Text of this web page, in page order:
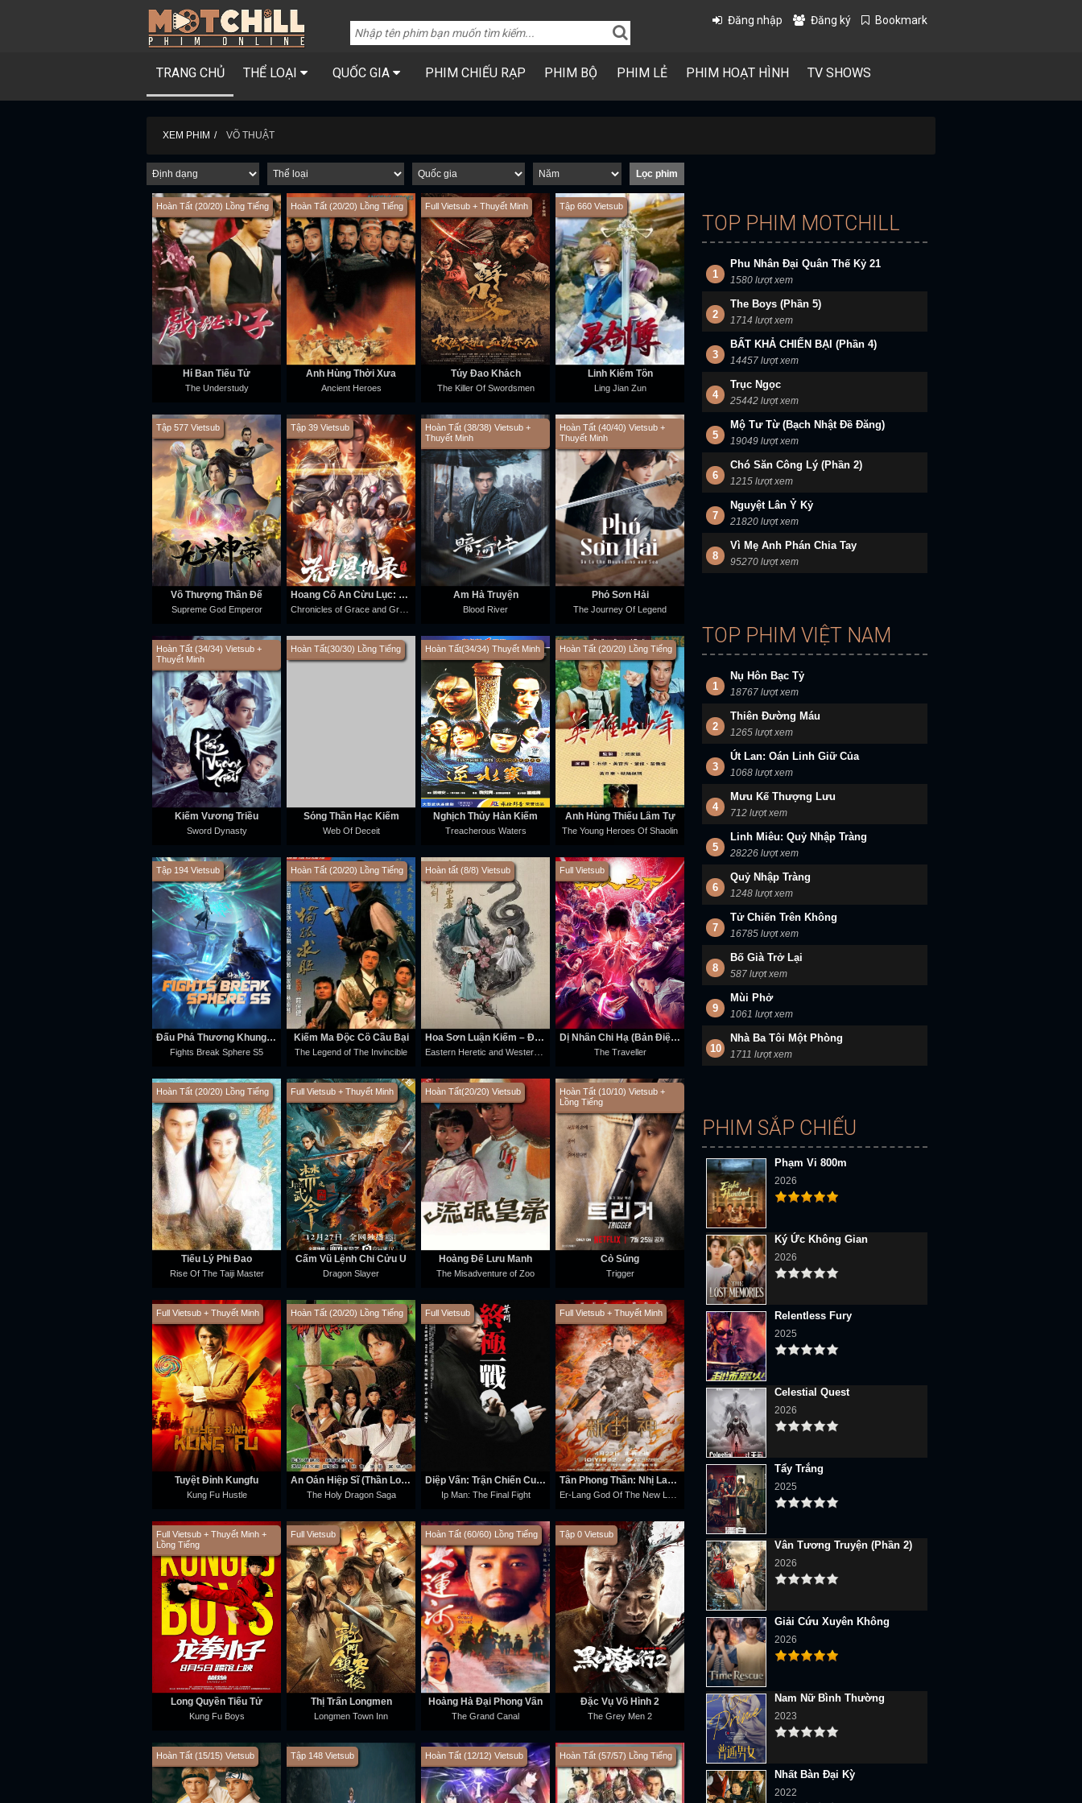
Đăng nhập Đăng ký Bookmark
TRANG CHỦ THỂ LOẠI QUỐC GIA PHIM CHIẾU RẠP PHIM BỘ PHIM LẺ PHIM HOẠT HÌNH TV SHOWS
XEM PHIM VÕ THUẬT
Hoàn Tất (20/20) Lồng Tiếng
Hí Ban Tiểu Tử
The Understudy
Hoàn Tất (20/20) Lồng Tiếng
Anh Hùng Thời Xưa
Ancient Heroes
Full Vietsub + Thuyết Minh
Túy Đao Khách
The Killer Of Swordsmen
Tập 660 Vietsub
Linh Kiếm Tôn
Ling Jian Zun
Tập 577 Vietsub
Vô Thượng Thần Đế
Supreme God Emperor
Tập 39 Vietsub
Hoang Cổ Ân Cừu Lục: Phá Phong
Chronicles of Grace and Grudges in the Primordial Age / Enmity in the Primordial Wasteland: The Wind-Breaking Chapter
Hoàn Tất (38/38) Vietsub +
Thuyết Minh
Ám Hà Truyện
Blood River
Hoàn Tất (40/40) Vietsub +
Thuyết Minh
Phó Sơn Hải
The Journey Of Legend
Hoàn Tất (34/34) Vietsub +
Thuyết Minh
Kiếm Vương Triều
Sword Dynasty
Hoàn Tất(30/30) Lồng Tiếng
Sóng Thần Hạc Kiếm
Web Of Deceit
Hoàn Tất(34/34) Thuyết Minh
Nghịch Thủy Hàn Kiếm‎
Treacherous Waters
Hoàn Tất (20/20) Lồng Tiếng
Anh Hùng Thiếu Lâm Tự
The Young Heroes Of Shaolin
Tập 194 Vietsub
Đấu Phá Thương Khung Ngoại Truyện
Fights Break Sphere S5
Hoàn Tất (20/20) Lồng Tiếng
Kiếm Ma Độc Cô Cầu Bại
The Legend of The Invincible
Hoàn tất (8/8) Vietsub
Hoa Sơn Luận Kiếm – Đông Tà Tây Độc
Eastern Heretic and Western Venom
Full Vietsub
Dị Nhân Chi Hạ (Bản Điện Ảnh)
The Traveller
Hoàn Tất (20/20) Lồng Tiếng
Tiểu Lý Phi Đao
Rise Of The Taiji Master
Full Vietsub + Thuyết Minh
Cấm Vũ Lệnh Chi Cửu U
Dragon Slayer
Hoàn Tất(20/20) Vietsub
Hoàng Đế Lưu Manh
The Misadventure of Zoo
Hoàn Tất (10/10) Vietsub +
Lồng Tiếng
Cò Súng
Trigger
Full Vietsub + Thuyết Minh
Tuyệt Đỉnh Kungfu
Kung Fu Hustle
Hoàn Tất (20/20) Lồng Tiếng
Ân Oán Hiệp Sĩ (Thần Long Kiếm Hiệp)
The Holy Dragon Saga
Full Vietsub
Diệp Vấn: Trận Chiến Cuối Cùng
Ip Man: The Final Fight
Full Vietsub + Thuyết Minh
Tân Phong Thần: Nhị Lang Thần
Er-Lang God Of The New Legend Of Deification
Full Vietsub + Thuyết Minh +
Lồng Tiếng
Long Quyền Tiểu Tử
Kung Fu Boys
Full Vietsub
Thị Trấn Longmen
Longmen Town Inn
Hoàn Tất (60/60) Lồng Tiếng
Hoàng Hà Đại Phong Vân
The Grand Canal
Tập 0 Vietsub
Đặc Vụ Vô Hình 2
The Grey Men 2
Hoàn Tất (15/15) Vietsub Tập 148 Vietsub Hoàn Tất (12/12) Vietsub Hoàn Tất (57/57) Lồng Tiếng
TOP PHIM MOTCHILL
1
Phu Nhân Đại Quân Thế Kỷ 21
1580 lượt xem
2
The Boys (Phần 5)
1714 lượt xem
3
BẤT KHẢ CHIẾN BẠI (Phần 4)
14457 lượt xem
4
Trục Ngọc
25442 lượt xem
5
Mộ Tư Từ (Bạch Nhật Đề Đăng)
19049 lượt xem
6
Chó Săn Công Lý (Phần 2)
1215 lượt xem
7
Nguyệt Lân Ỷ Kỷ
21820 lượt xem
8
Vì Mẹ Anh Phán Chia Tay
95270 lượt xem
TOP PHIM VIỆT NAM
1
Nụ Hôn Bạc Tỷ
18767 lượt xem
2
Thiên Đường Máu
1265 lượt xem
3
Út Lan: Oán Linh Giữ Của
1068 lượt xem
4
Mưu Kế Thượng Lưu
712 lượt xem
5
Linh Miêu: Quỷ Nhập Tràng
28226 lượt xem
6
Quỷ Nhập Tràng
1248 lượt xem
7
Tử Chiến Trên Không
16785 lượt xem
8
Bố Già Trở Lại
587 lượt xem
9
Mùi Phở
1061 lượt xem
10
Nhà Ba Tôi Một Phòng
1711 lượt xem
PHIM SẮP CHIẾU
Phạm Vi 800m
2026
Ký Ức Không Gian
2026
Relentless Fury
2025
Celestial Quest
2026
Tẩy Trắng
2025
Vân Tương Truyện (Phần 2)
2026
Giải Cứu Xuyên Không
2026
Nam Nữ Bình Thường
2023
Nhất Bàn Đại Kỳ
2022